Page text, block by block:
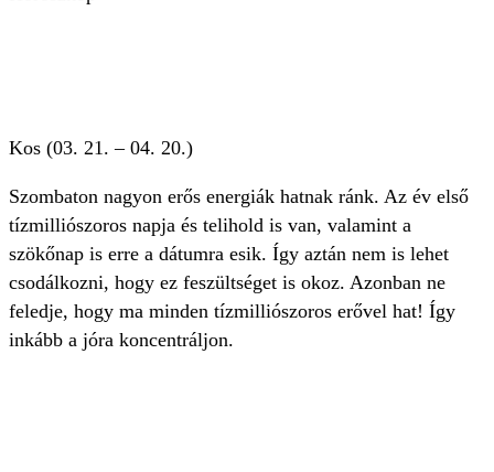
Kos (03. 21. – 04. 20.)
Szombaton nagyon erős energiák hatnak ránk. Az év első
tízmilliószoros napja és telihold is van, valamint a
szökőnap is erre a dátumra esik. Így aztán nem is lehet
csodálkozni, hogy ez feszültséget is okoz. Azonban ne
feledje, hogy ma minden tízmilliószoros erővel hat! Így
inkább a jóra koncentráljon.